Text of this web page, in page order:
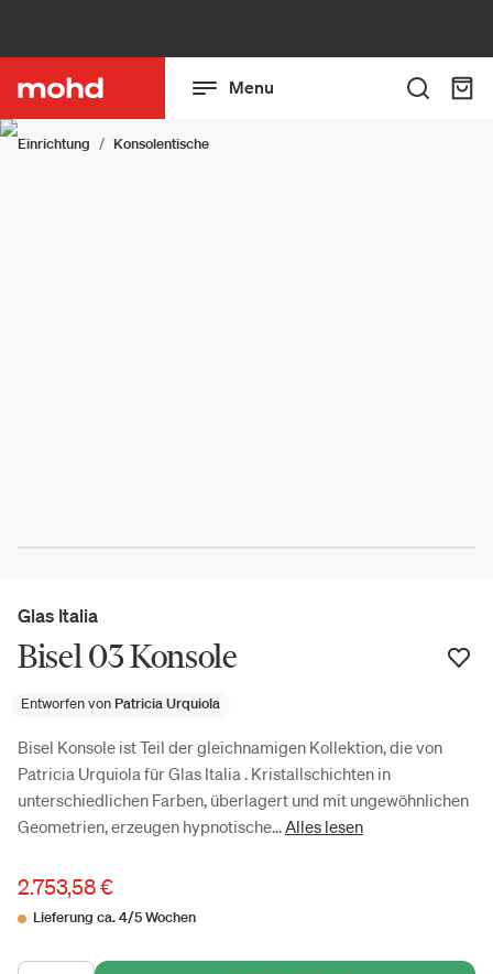
Menu
Einrichtung Konsolentische
Glas Italia
Bisel 03 Konsole
Entworfen von Patricia Urquiola
Bisel Konsole ist Teil der gleichnamigen Kollektion, die von
Patricia Urquiola für Glas Italia . Kristallschichten in
unterschiedlichen Farben, überlagert und mit ungewöhnlichen
Geometrien, erzeugen hypnotische...Alles lesen
2.753,58 €
Lieferung ca. 4/5 Wochen